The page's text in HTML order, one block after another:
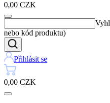
0,00 CZK
nebo kód produktu)
Přihlásit se
0,00 CZK